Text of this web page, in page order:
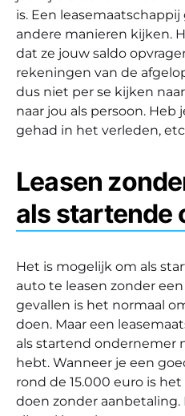
is. Een
andere manieren kijken.
dat ze jouw saldo
rekeningen van de
dus niet per se kijken
naar jou als persoon.
gehad in het verleden,
Leasen
als startende
Het is mogelijk om als
auto te leasen zonder
gevallen is het normaal
doen. Maar een
als startend ondernemer
hebt. Wanneer je een
rond de 15.000 euro is
doen zonder aanbetaling.